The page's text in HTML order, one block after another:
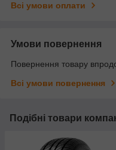
Всі умови оплати
Умови повернення
Повернення товару
Всі умови повернення
Подібні товари